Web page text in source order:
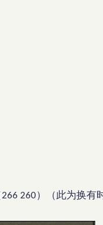
266 260）（此为换有